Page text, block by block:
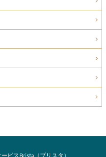
ビスBrista（ブリスタ）